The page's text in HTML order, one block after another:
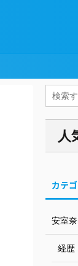
人
カテ
安室
経歴